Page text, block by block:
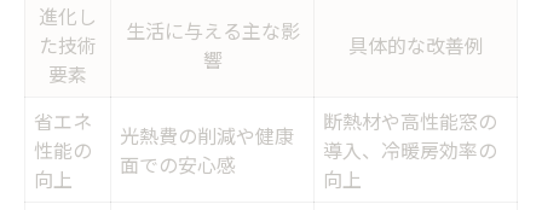
進化し
た技術
要素
生活に与える主な影
響
具体的な改善例
省エネ
性能の
向上
光熱費の削減や健康
面での安心感
断熱材や高性能窓の
導入、冷暖房効率の
向上